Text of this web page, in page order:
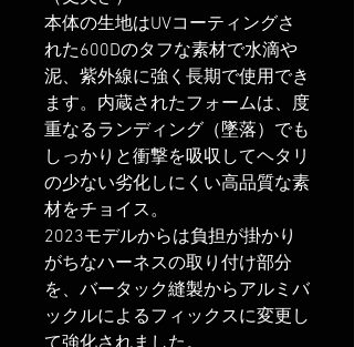
本体の生地はUVコーティングさ
れた600Dのタフな素材で水滴や
泥、紫外線に強く長期で使用でき
ます。内蔵されたフォームは、度
重なるランディング（墜落）でも
しっかりと衝撃を吸収してヘタリ
の少ない劣化しにくい高品質な素
材をチョイス。
2023モデルからは負担が掛かり
がちなハーネスの取り付け部分
を、バータック縫製からアルミバ
ックルによるフィックスに変更し